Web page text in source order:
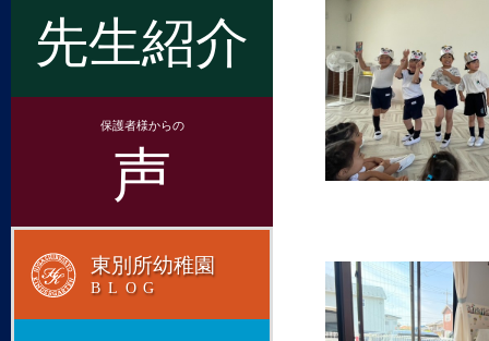
先生紹介
保護者様からの
声
東別所幼稚園
BLOG